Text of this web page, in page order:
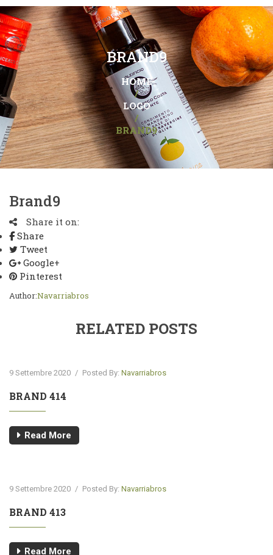
BRAND9
HOME
/
LOGO
/
BRAND9
Brand9
Share it on:
Share
Tweet
Google+
Pinterest
Author:Navarriabros
RELATED POSTS
9 Settembre 2020 / Posted By: Navarriabros
BRAND 414
Read More
9 Settembre 2020 / Posted By: Navarriabros
BRAND 413
Read More